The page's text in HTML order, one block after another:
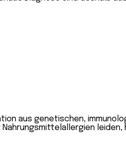
aus genetischen,
leiden,